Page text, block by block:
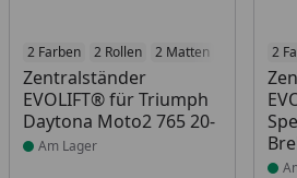
2 Farben 2 Rollen 2 Matten 2
Zentralständer
EVOLIFT® für Triumph
Daytona Moto2 765 20-
Produkt am Lager
Am Lager
2